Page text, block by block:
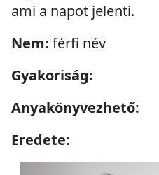
ami a napot jelenti.
Nem: férfi név
Gyakoriság:
Anyakönyvezhető:
Eredete: